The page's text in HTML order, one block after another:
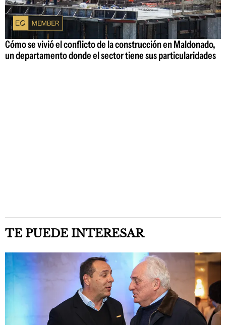
Cómo se vivió el conflicto de la construcción en Maldonado,
un departamento donde el sector tiene sus particularidades
TE PUEDE INTERESAR